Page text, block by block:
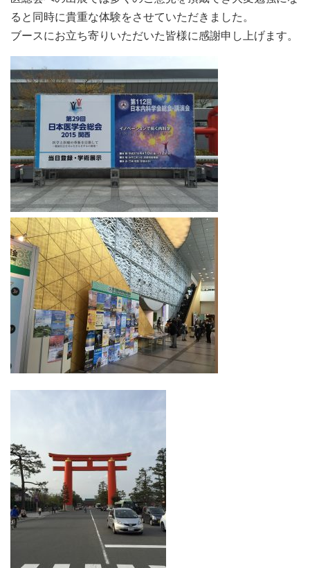
ると同時に貴重な体験をさせていただきました。
ブースにお立ち寄りいただいた皆様に感謝申し上げます。